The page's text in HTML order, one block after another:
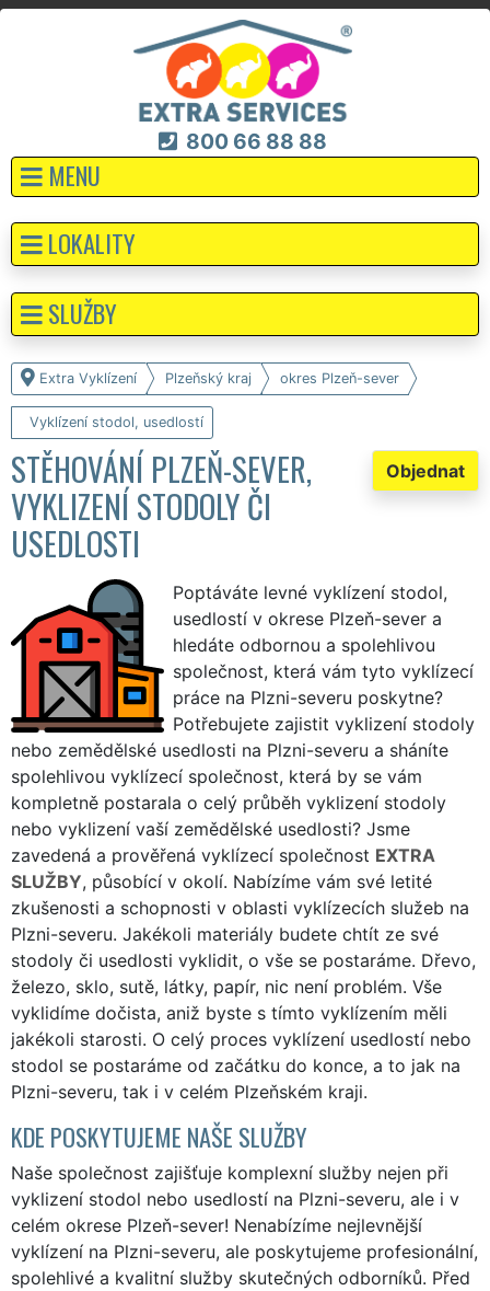
800 66 88 88
MENU
Extra Vyklízení Plzeňský kraj okres Plzeň-sever
Vyklízení stodol, usedlostí
Objednat
STĚHOVÁNÍ PLZEŇ-SEVER,
VYKLIZENÍ STODOLY ČI
USEDLOSTI
Poptáváte levné vyklízení stodol,
usedlostí v okrese Plzeň-sever a
hledáte odbornou a spolehlivou
společnost, která vám tyto vyklízecí
práce na Plzni-severu poskytne?
Potřebujete zajistit vyklizení stodoly
nebo zemědělské usedlosti na Plzni-severu a sháníte
spolehlivou vyklízecí společnost, která by se vám
kompletně postarala o celý průběh vyklizení stodoly
nebo vyklizení vaší zemědělské usedlosti? Jsme
zavedená a prověřená vyklízecí společnost EXTRA
SLUŽBY, působící v okolí. Nabízíme vám své letité
zkušenosti a schopnosti v oblasti vyklízecích služeb na
Plzni-severu. Jakékoli materiály budete chtít ze své
stodoly či usedlosti vyklidit, o vše se postaráme. Dřevo,
železo, sklo, sutě, látky, papír, nic není problém. Vše
vyklidíme dočista, aniž byste s tímto vyklízením měli
jakékoli starosti. O celý proces vyklízení usedlostí nebo
stodol se postaráme od začátku do konce, a to jak na
Plzni-severu, tak i v celém Plzeňském kraji.
KDE POSKYTUJEME NAŠE SLUŽBY
Naše společnost zajišťuje komplexní služby nejen při
vyklizení stodol nebo usedlostí na Plzni-severu, ale i v
celém okrese Plzeň-sever! Nenabízíme nejlevnější
vyklízení na Plzni-severu, ale poskytujeme profesionální,
spolehlivé a kvalitní služby skutečných odborníků. Před
LOKALITY
SLUŽBY